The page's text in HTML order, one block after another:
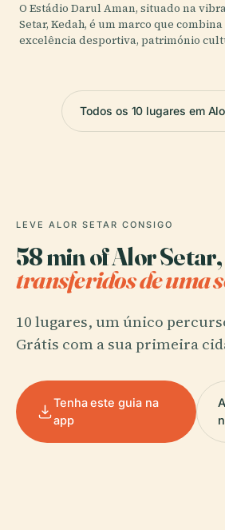
O Estádio Darul Aman, situado na
Setar, Kedah, é um marco que
excelência desportiva, património
Todos os 10 lugares em
LEVE ALOR SETAR CONSIGO
58 min of Alor Setar,
transferidos de uma
10 lugares, um único
Grátis com a sua primeira
Tenha este guia na
app